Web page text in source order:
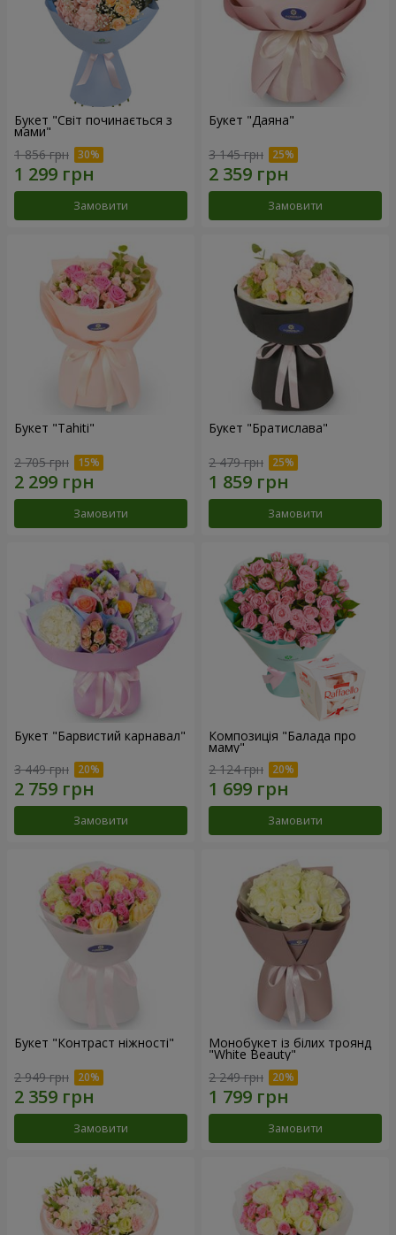
Букет "Світ починається з
мами"
1 856 грн
Замовити
Букет "Даяна"
3 145 грн
Замовити
Букет "Tahiti"
2 705 грн
Замовити
Букет "Братислава"
2 479 грн
Замовити
Букет "Барвистий карнавал"
3 449 грн
Замовити
Композиція "Балада про
маму"
2 124 грн
Замовити
Букет "Контраст ніжності"
2 949 грн
Замовити
Монобукет із білих троянд
"White Beauty"
2 249 грн
Замовити